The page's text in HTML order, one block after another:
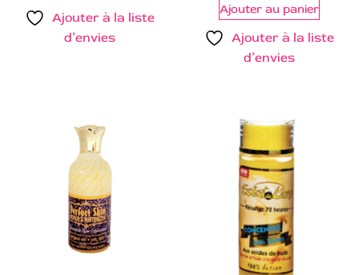
Ajouter à la liste
d’envies
Ajouter au panier
Ajouter à la liste
d’envies